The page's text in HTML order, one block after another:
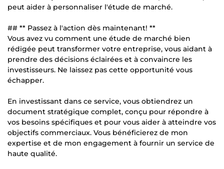
peut aider à personnaliser l'étude de marché.
## ** Passez à l'action dès maintenant! **
Vous avez vu comment une étude de marché bien
rédigée peut transformer votre entreprise, vous aidant à
prendre des décisions éclairées et à convaincre les
investisseurs. Ne laissez pas cette opportunité vous
échapper.
En investissant dans ce service, vous obtiendrez un
document stratégique complet, conçu pour répondre à
vos besoins spécifiques et pour vous aider à atteindre vos
objectifs commerciaux. Vous bénéficierez de mon
expertise et de mon engagement à fournir un service de
haute qualité.